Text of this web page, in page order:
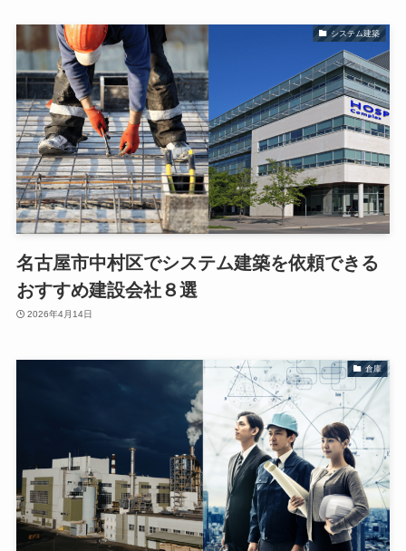
システム建築
名古屋市中村区でシステム建築を依頼できる
おすすめ建設会社８選
2026年4月14日
倉庫